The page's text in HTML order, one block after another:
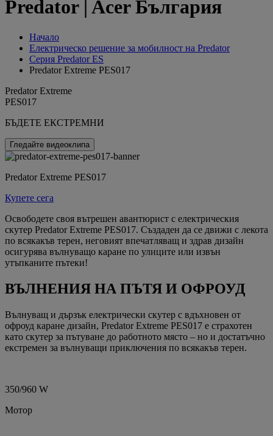
Predator | Acer България
Начало
‌Електрическо решение за мобилност на Predator
Серия Predator ES
Predator Extreme PES017
Predator Extreme
PES017
БЪДЕТЕ ЕКСТРЕМНИ
Гледайте видеоклипа
Predator Extreme PES017
Купете сега
Освободете своя вътрешен авантюрист с електрическия
скутер Predator Extreme PES017. Създаден да се движи с лекота
по всякакъв терен, неговият впечатляващ и здрав дизайн
осигурява вълнуващо каране по улиците или извън
утъпканите пътеки!
ВЪЛНЕНИЯ НА ПЪТЯ И ОФРОУД
Вълнуващ и дързък електрически скутер с вдъхновен от
офроуд каране дизайн, Predator Extreme PES017 е страхотен
като скутер за пътуване до работното място – но и достатъчно
екстремен за вълнуващи приключения по всякакъв терен.
350/960 W
Мотор